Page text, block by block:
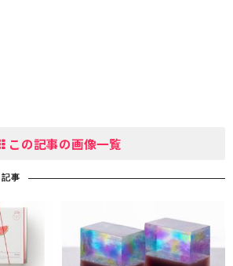
この記事の画像一覧
事